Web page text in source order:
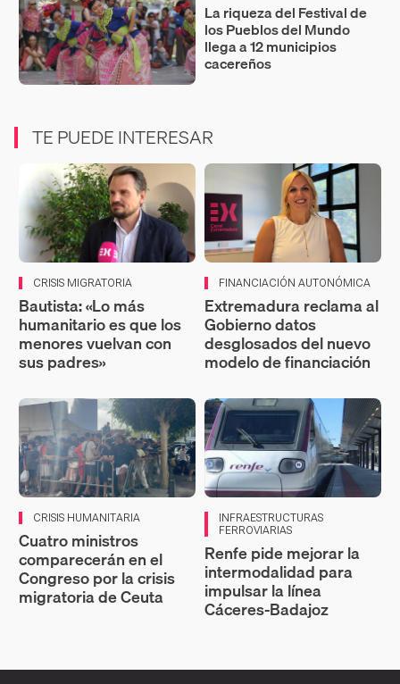
La riqueza del Festival de
los Pueblos del Mundo
llega a 12 municipios
cacereños
TE PUEDE INTERESAR
CRISIS MIGRATORIA
Bautista: «Lo más
humanitario es que los
menores vuelvan con
sus padres»
FINANCIACIÓN AUTONÓMICA
Extremadura reclama al
Gobierno datos
desglosados del nuevo
modelo de financiación
CRISIS HUMANITARIA
Cuatro ministros
comparecerán en el
Congreso por la crisis
migratoria de Ceuta
INFRAESTRUCTURAS
FERROVIARIAS
Renfe pide mejorar la
intermodalidad para
impulsar la línea
Cáceres-Badajoz